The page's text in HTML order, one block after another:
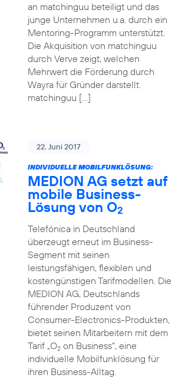
an matchinguu beteiligt und das
junge Unternehmen u.a. durch ein
Mentoring-Programm unterstützt.
Die Akquisition von matchinguu
durch Verve zeigt, welchen
Mehrwert die Förderung durch
Wayra für Gründer darstellt.
matchinguu […]
22. Juni 2017
INDIVIDUELLE MOBILFUNKLÖSUNG:
MEDION AG setzt auf
mobile Business-
Lösung von O2
Telefónica in Deutschland
überzeugt erneut im Business-
Segment mit seinen
leistungsfähigen, flexiblen und
kostengünstigen Tarifmodellen. Die
MEDION AG, Deutschlands
führender Produzent von
Consumer-Electronics-Produkten,
bietet seinen Mitarbeitern mit dem
Tarif „O2on Business“, eine
individuelle Mobilfunklösung für
ihren Business-Alltag.